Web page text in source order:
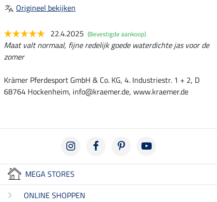
Origineel bekijken
22.4.2025 (Bevestigde aankoop)
Maat valt normaal, fijne redelijk goede waterdichte jas voor de
zomer
Krämer Pferdesport GmbH & Co. KG, 4. Industriestr. 1 + 2, D
68764 Hockenheim, info@kraemer.de, www.kraemer.de
MEGA STORES
ONLINE SHOPPEN